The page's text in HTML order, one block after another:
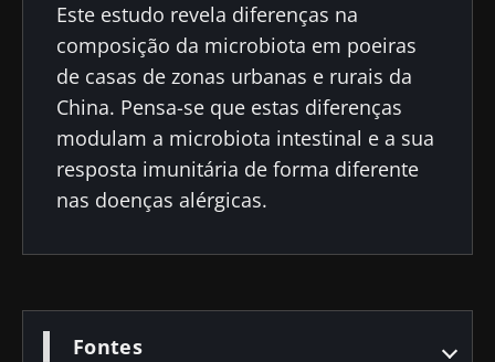
Este estudo revela diferenças na
composição da microbiota em poeiras
de casas de zonas urbanas e rurais da
China. Pensa-se que estas diferenças
modulam a microbiota intestinal e a sua
resposta imunitária de forma diferente
nas doenças alérgicas.
Fontes